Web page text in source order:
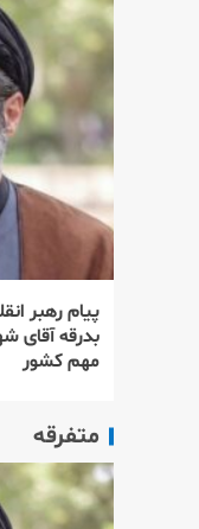
پیام رهبر
بدرقه آقای
مهم کشور
متفرقه